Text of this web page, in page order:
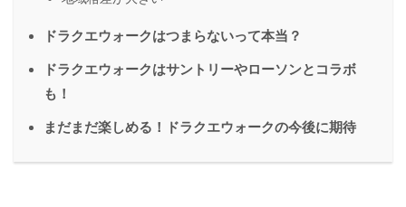
ドラクエウォークはつまらないって本当？
ドラクエウォークはサントリーやローソンとコラボ
も！
まだまだ楽しめる！ドラクエウォークの今後に期待